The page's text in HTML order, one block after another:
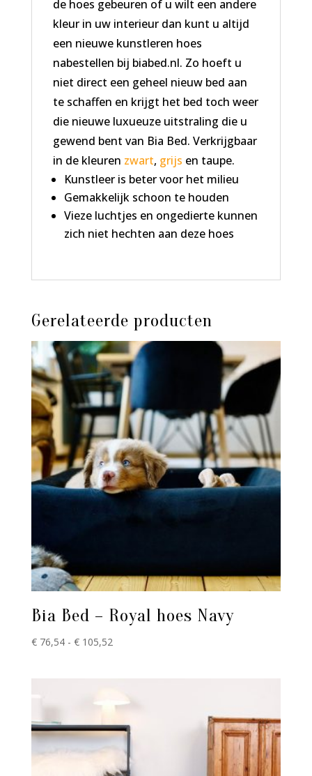
de hoes gebeuren of u wilt een andere
kleur in uw interieur dan kunt u altijd
een nieuwe kunstleren hoes
nabestellen bij biabed.nl. Zo hoeft u
niet direct een geheel nieuw bed aan
te schaffen en krijgt het bed toch weer
die nieuwe luxueuze uitstraling die u
gewend bent van Bia Bed. Verkrijgbaar
in de kleuren zwart, grijs en taupe.
Kunstleer is beter voor het milieu
Gemakkelijk schoon te houden
Vieze luchtjes en ongedierte kunnen
zich niet hechten aan deze hoes
Gerelateerde producten
Bia Bed – Royal hoes Navy
€76,54 - €105,52Prijsklasse: